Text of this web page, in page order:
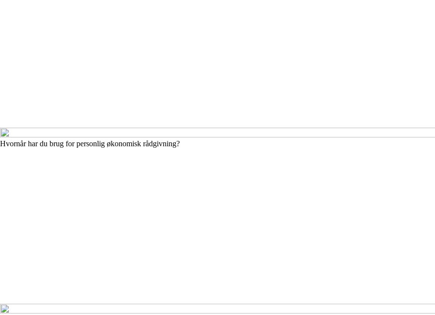
Hvornår har du brug for personlig økonomisk rådgivning?